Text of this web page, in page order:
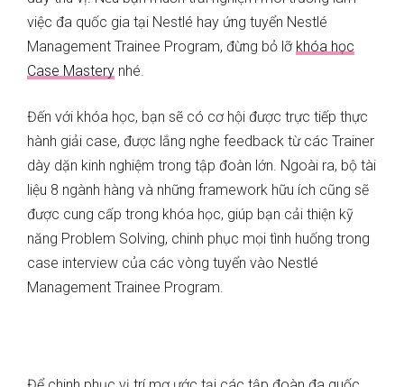
việc đa quốc gia tại Nestlé hay ứng tuyển Nestlé
Management Trainee Program, đừng bỏ lỡ khóa học
Case Mastery nhé.
Đến với khóa học, bạn sẽ có cơ hội được trực tiếp thực
hành giải case, được lắng nghe feedback từ các Trainer
dày dặn kinh nghiệm trong tập đoàn lớn. Ngoài ra, bộ tài
liệu 8 ngành hàng và những framework hữu ích cũng sẽ
được cung cấp trong khóa học, giúp bạn cải thiện kỹ
năng Problem Solving, chinh phục mọi tình huống trong
case interview của các vòng tuyển vào Nestlé
Management Trainee Program.